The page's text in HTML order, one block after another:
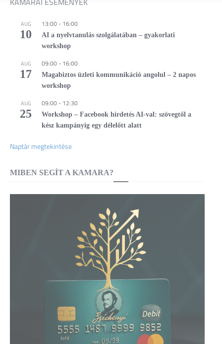
AUG
10
13:00 - 16:00
AI a nyelvtanulás szolgálatában – gyakorlati
workshop
AUG
17
09:00 - 16:00
Magabiztos üzleti kommunikáció angolul – 2 napos
workshop
AUG
25
09:00 - 12:30
Workshop – Facebook hirdetés AI-val: szövegtől a
kész kampányig egy délelőtt alatt
Naptár megtekintése
MIBEN SEGÍT A KAMARA?